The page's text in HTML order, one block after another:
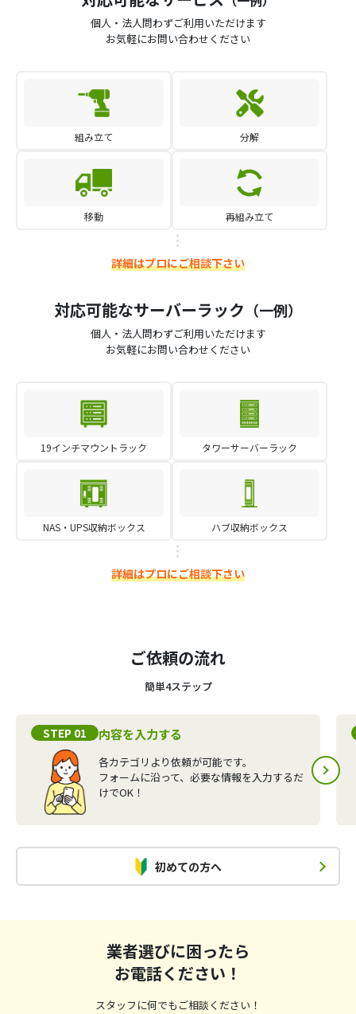
個人・法人問わずご利用いただけます
お気軽にお問い合わせください
組み立て 分解
移動 再組み立て
詳細はプロにご相談下さい
対応可能なサーバーラック （一例）
個人・法人問わずご利用いただけます
お気軽にお問い合わせください
19インチマウントラック タワーサーバーラック
NAS・UPS収納ボックス ハブ収納ボックス
詳細はプロにご相談下さい
ご依頼の流れ
簡単4ステップ
STEP 01 内容を入力する
各カテゴリより依頼が可能です。
フォームに沿って、必要な情報を入力するだ
けでOK！
初めての方へ
業者選びに困ったら
お電話ください！
スタッフに何でもご相談ください！